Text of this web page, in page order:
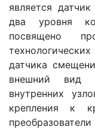
является
два уровня
посвящено
датчика
внешний вид
внутренних
крепления к